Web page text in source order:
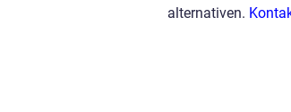
alternativen.